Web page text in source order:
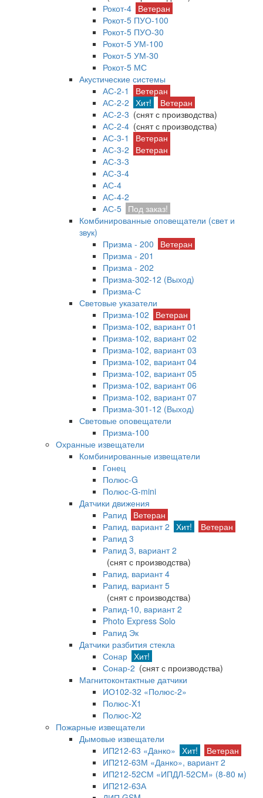
Рокот-4 Ветеран
Рокот-5 ПУО-100
Рокот-5 ПУО-30
Рокот-5 УМ-100
Рокот-5 УМ-30
Рокот-5 МС
Акустические системы
АС-2-1
Ветеран
АС-2-2 Хит!
Ветеран
АС-2-3 (снят с производства)
АС-2-4 (снят с производства)
АС-3-1
Ветеран
АС-3-2
Ветеран
АС-3-3
АС-3-4
АС-4
АС-4-2
АС-5 Под заказ!
Комбинированные оповещатели (свет и
звук)
Призма - 200
Ветеран
Призма - 201
Призма - 202
Призма-302-12 (Выход)
Призма-С
Световые указатели
Призма-102
Ветеран
Призма-102, вариант 01
Призма-102, вариант 02
Призма-102, вариант 03
Призма-102, вариант 04
Призма-102, вариант 05
Призма-102, вариант 06
Призма-102, вариант 07
Призма-301-12 (Выход)
Световые оповещатели
Призма-100
Охранные извещатели
Комбинированные извещатели
Гонец
Полюс-G
Полюс-G-mini
Датчики движения
Рапид Ветеран
Рапид, вариант 2 Хит!
Ветеран
Рапид 3
Рапид 3, вариант 2
(снят с производства)
Рапид, вариант 4
Рапид, вариант 5
(снят с производства)
Рапид-10, вариант 2
Photo Express Solo
Рапид Эк
Датчики разбития стекла
Сонар Хит!
Сонар-2 (снят с производства)
Магнитоконтактные датчики
ИО102-32 «Полюс-2»
Полюс-X1
Полюс-X2
Пожарные извещатели
Дымовые извещатели
ИП212-63 «Данко» Хит!
Ветеран
ИП212-63М «Данко», вариант 2
ИП212-52СМ «ИПДЛ-52СМ» (8-80 м)
ИП212-63А